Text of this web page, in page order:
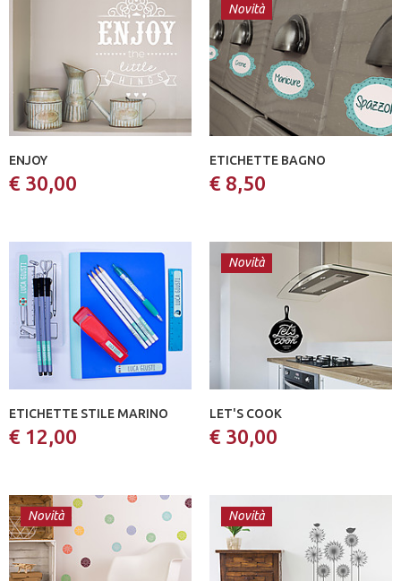
ENJOY
€ 30,00
Novità
ETICHETTE BAGNO
€ 8,50
ETICHETTE STILE MARINO
€ 12,00
Novità
LET'S COOK
€ 30,00
Novità Novità